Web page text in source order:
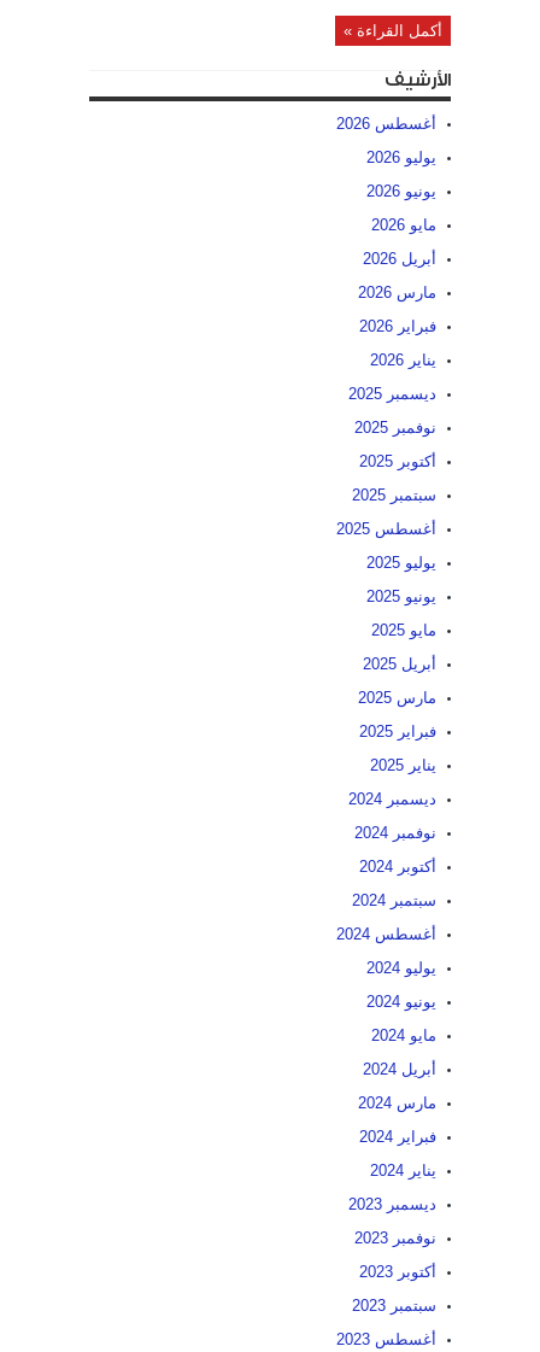
أكمل القراءة »
الأرشيف
أغسطس 2026
يوليو 2026
يونيو 2026
مايو 2026
أبريل 2026
مارس 2026
فبراير 2026
يناير 2026
ديسمبر 2025
نوفمبر 2025
أكتوبر 2025
سبتمبر 2025
أغسطس 2025
يوليو 2025
يونيو 2025
مايو 2025
أبريل 2025
مارس 2025
فبراير 2025
يناير 2025
ديسمبر 2024
نوفمبر 2024
أكتوبر 2024
سبتمبر 2024
أغسطس 2024
يوليو 2024
يونيو 2024
مايو 2024
أبريل 2024
مارس 2024
فبراير 2024
يناير 2024
ديسمبر 2023
نوفمبر 2023
أكتوبر 2023
سبتمبر 2023
أغسطس 2023